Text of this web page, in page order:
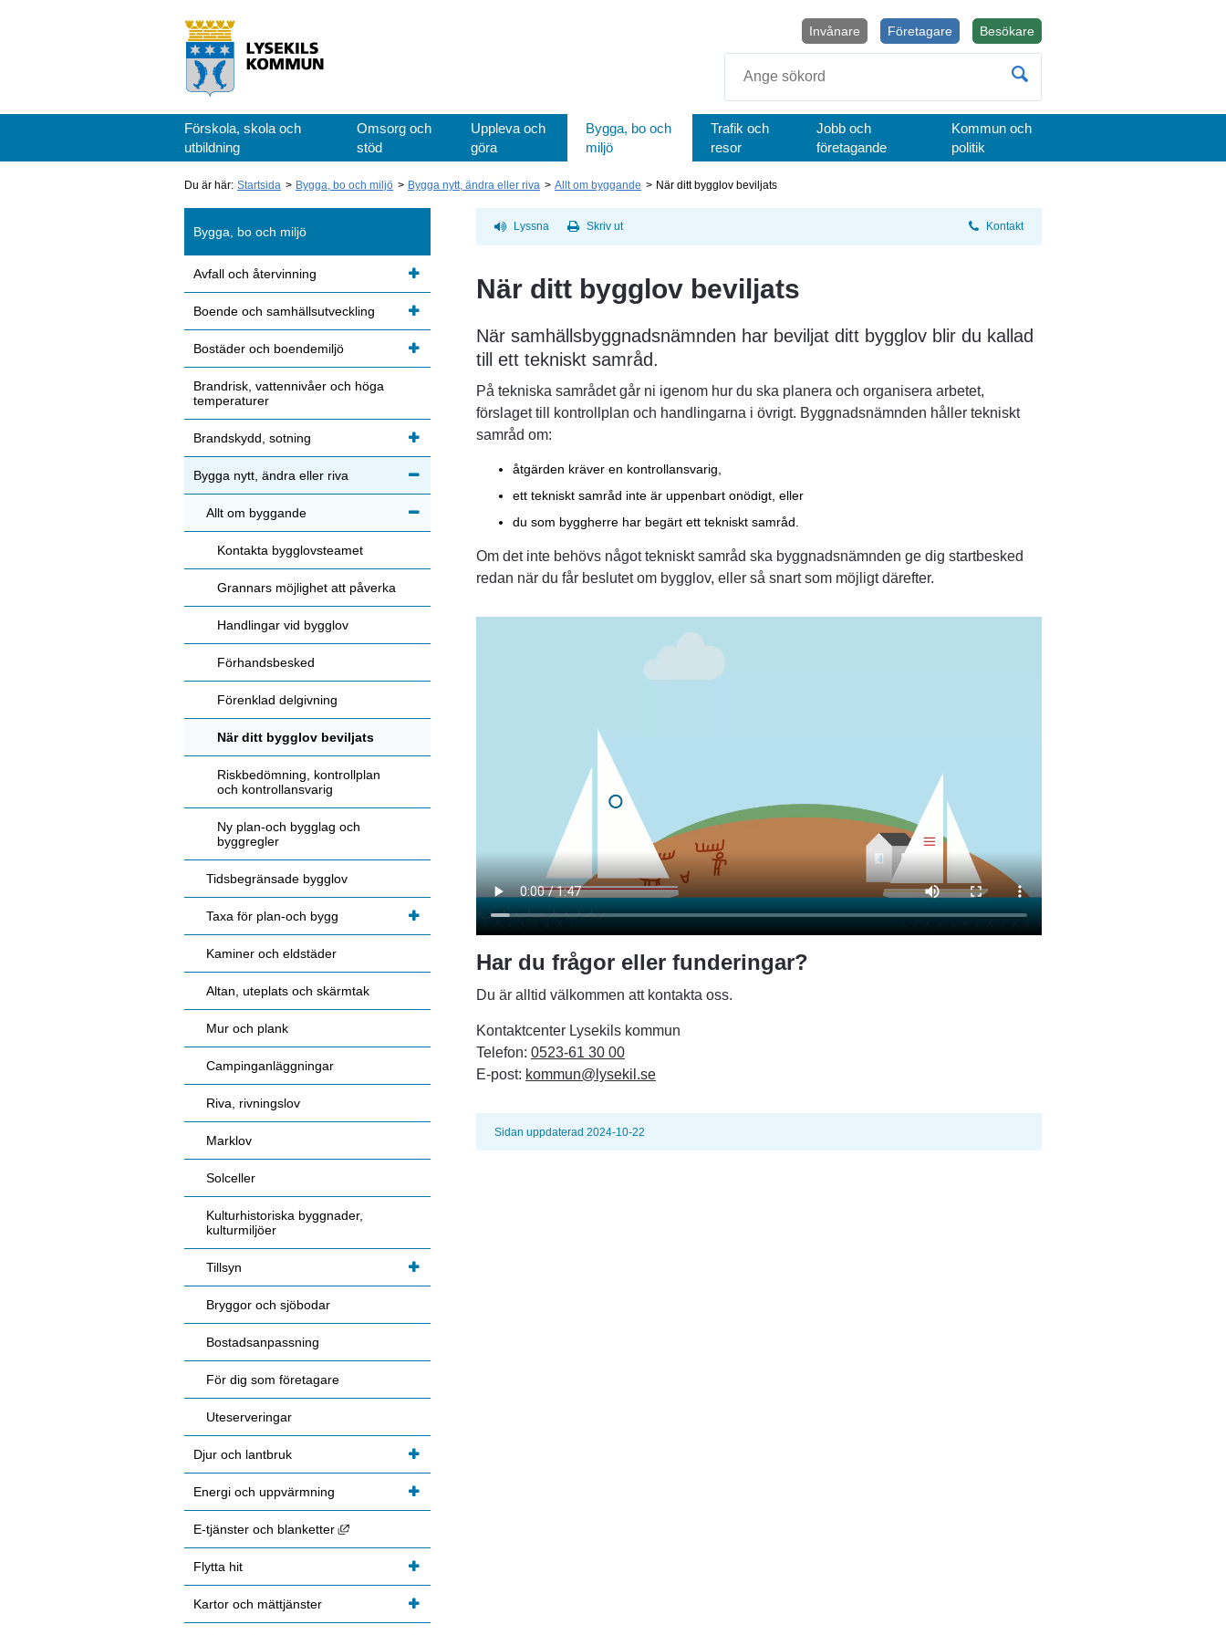
BesökareÖppnas i nytt fönster.
Företagare
Invånare
Förskola, skola och
utbildning
Omsorg och
stöd
Uppleva och
göra
Bygga, bo och
miljö
Trafik och
resor
Jobb och
företagande
Kommun och
politik
Du är här: Startsida Bygga, bo och miljö Bygga nytt, ändra eller riva Allt om byggande När ditt bygglov beviljats
Lyssna Skriv ut Kontakt
När ditt bygglov beviljats
När samhällsbyggnadsnämnden har beviljat ditt bygglov blir du kallad
till ett tekniskt samråd.
På tekniska samrådet går ni igenom hur du ska planera och organisera arbetet,
förslaget till kontrollplan och handlingarna i övrigt. Byggnadsnämnden håller tekniskt
samråd om:
åtgärden kräver en kontrollansvarig,
ett tekniskt samråd inte är uppenbart onödigt, eller
du som byggherre har begärt ett tekniskt samråd.
Om det inte behövs något tekniskt samråd ska byggnadsnämnden ge dig startbesked
redan när du får beslutet om bygglov, eller så snart som möjligt därefter.
Har du frågor eller funderingar?
Du är alltid välkommen att kontakta oss.
Kontaktcenter Lysekils kommun
Telefon: 0523-61 30 00
E-post: kommun@lysekil.se
Sidan uppdaterad 2024-10-22
Bygga, bo och miljö
Avfall och återvinning
Boende och samhällsutveckling
Bostäder och boendemiljö
Brandrisk, vattennivåer och höga
temperaturer
Brandskydd, sotning
Bygga nytt, ändra eller riva
Allt om byggande
Kontakta bygglovsteamet
Grannars möjlighet att påverka
Handlingar vid bygglov
Förhandsbesked
Förenklad delgivning
När ditt bygglov beviljats
Riskbedömning, kontrollplan
och kontrollansvarig
Ny plan-och bygglag och
byggregler
Tidsbegränsade bygglov
Taxa för plan-och bygg
Kaminer och eldstäder
Altan, uteplats och skärmtak
Mur och plank
Campinganläggningar
Riva, rivningslov
Marklov
Solceller
Kulturhistoriska byggnader,
kulturmiljöer
Tillsyn
Bryggor och sjöbodar
Bostadsanpassning
För dig som företagare
Uteserveringar
Djur och lantbruk
Energi och uppvärmning
E-tjänster och blanketter Länk till annan webbplats, öppnas i nytt fönster.
Flytta hit
Kartor och mättjänster